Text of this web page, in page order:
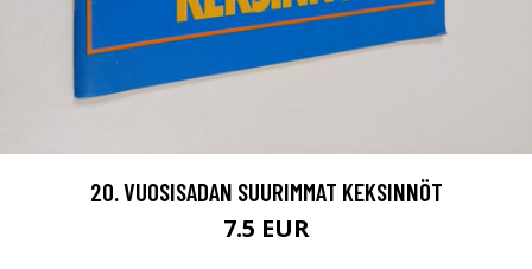
20. VUOSISADAN SUURIMMAT KEKSINNÖT
7.5 EUR